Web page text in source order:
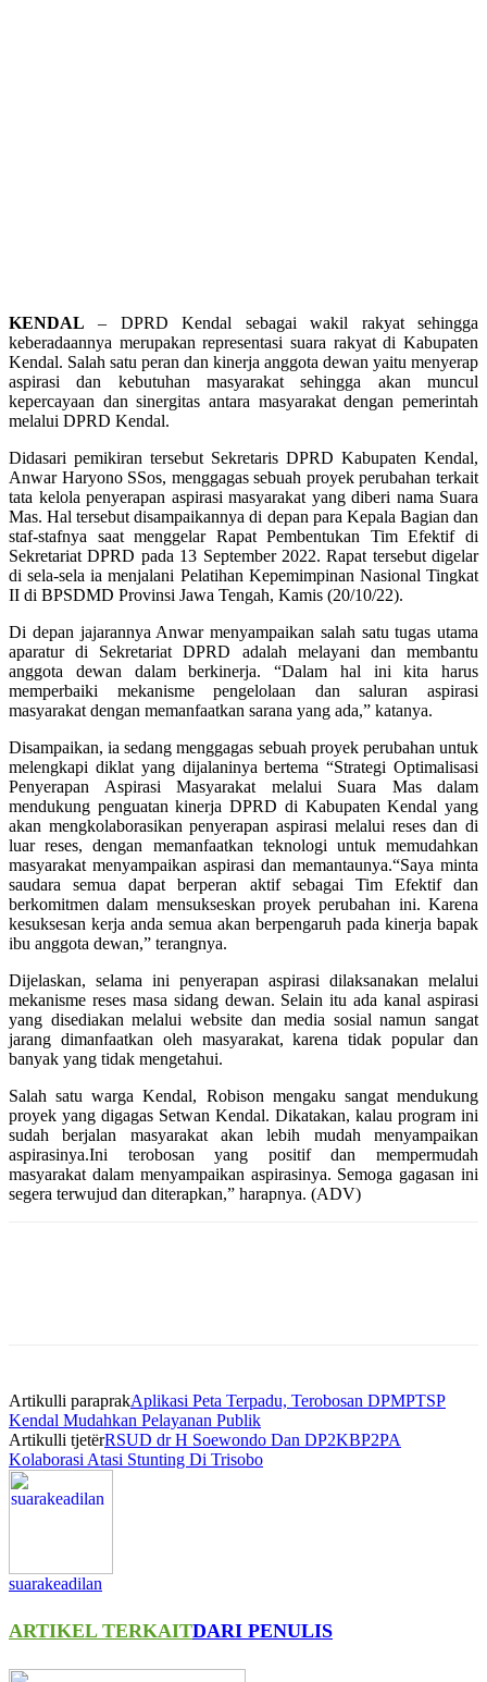
KENDAL – DPRD Kendal sebagai wakil rakyat sehingga
keberadaannya merupakan representasi suara rakyat di Kabupaten
Kendal. Salah satu peran dan kinerja anggota dewan yaitu menyerap
aspirasi dan kebutuhan masyarakat sehingga akan muncul
kepercayaan dan sinergitas antara masyarakat dengan pemerintah
melalui DPRD Kendal.
Didasari pemikiran tersebut Sekretaris DPRD Kabupaten Kendal,
Anwar Haryono SSos, menggagas sebuah proyek perubahan terkait
tata kelola penyerapan aspirasi masyarakat yang diberi nama Suara
Mas. Hal tersebut disampaikannya di depan para Kepala Bagian dan
staf-stafnya saat menggelar Rapat Pembentukan Tim Efektif di
Sekretariat DPRD pada 13 September 2022. Rapat tersebut digelar
di sela-sela ia menjalani Pelatihan Kepemimpinan Nasional Tingkat
II di BPSDMD Provinsi Jawa Tengah, Kamis (20/10/22).
Di depan jajarannya Anwar menyampaikan salah satu tugas utama
aparatur di Sekretariat DPRD adalah melayani dan membantu
anggota dewan dalam berkinerja. “Dalam hal ini kita harus
memperbaiki mekanisme pengelolaan dan saluran aspirasi
masyarakat dengan memanfaatkan sarana yang ada,” katanya.
Disampaikan, ia sedang menggagas sebuah proyek perubahan untuk
melengkapi diklat yang dijalaninya bertema “Strategi Optimalisasi
Penyerapan Aspirasi Masyarakat melalui Suara Mas dalam
mendukung penguatan kinerja DPRD di Kabupaten Kendal yang
akan mengkolaborasikan penyerapan aspirasi melalui reses dan di
luar reses, dengan memanfaatkan teknologi untuk memudahkan
masyarakat menyampaikan aspirasi dan memantaunya.“Saya minta
saudara semua dapat berperan aktif sebagai Tim Efektif dan
berkomitmen dalam mensukseskan proyek perubahan ini. Karena
kesuksesan kerja anda semua akan berpengaruh pada kinerja bapak
ibu anggota dewan,” terangnya.
Dijelaskan, selama ini penyerapan aspirasi dilaksanakan melalui
mekanisme reses masa sidang dewan. Selain itu ada kanal aspirasi
yang disediakan melalui website dan media sosial namun sangat
jarang dimanfaatkan oleh masyarakat, karena tidak popular dan
banyak yang tidak mengetahui.
Salah satu warga Kendal, Robison mengaku sangat mendukung
proyek yang digagas Setwan Kendal. Dikatakan, kalau program ini
sudah berjalan masyarakat akan lebih mudah menyampaikan
aspirasinya.Ini terobosan yang positif dan mempermudah
masyarakat dalam menyampaikan aspirasinya. Semoga gagasan ini
segera terwujud dan diterapkan,” harapnya. (ADV)
Artikulli paraprakAplikasi Peta Terpadu, Terobosan DPMPTSP
Kendal Mudahkan Pelayanan Publik
Artikulli tjetërRSUD dr H Soewondo Dan DP2KBP2PA
Kolaborasi Atasi Stunting Di Trisobo
suarakeadilan
ARTIKEL TERKAITDARI PENULIS